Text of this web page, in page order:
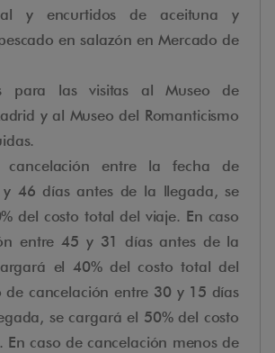
y encurtidos de aceituna y
en salazón en Mercado de
para las visitas al Museo de
y al Museo del Romanticismo
entre la fecha de
y 46 días antes de la llegada, se
del costo total del viaje. En caso
entre 45 y 31 días antes de la
el 40% del costo total del
de cancelación entre 30 y 15 días
se cargará el 50% del costo
En caso de cancelación menos de